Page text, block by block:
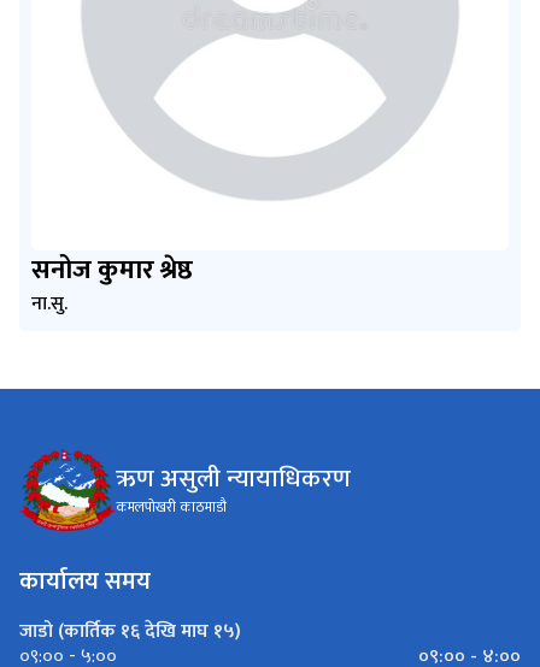
सनोज कुमार श्रेष्ठ
ना.सु.
ऋण असुली न्यायाधिकरण
कमलपोखरी काठमाडौ
कार्यालय समय
जाडो (कार्तिक १६ देखि माघ १५)
०९:०० - ५:००
०९:०० - ४:००